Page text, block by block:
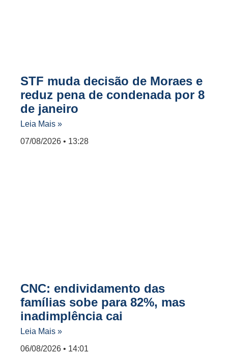
STF muda decisão de Moraes e
reduz pena de condenada por 8
de janeiro
Leia Mais »
07/08/2026
13:28
CNC: endividamento das
famílias sobe para 82%, mas
inadimplência cai
Leia Mais »
06/08/2026
14:01